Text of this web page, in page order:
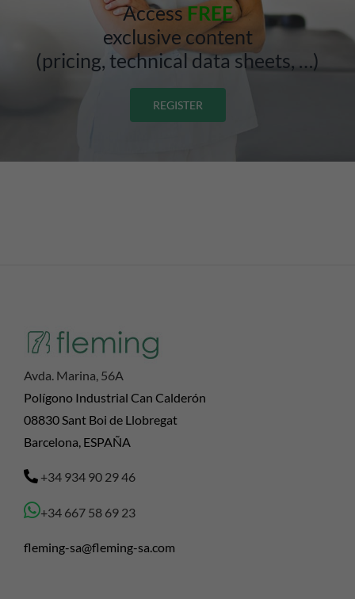
AccessFREE
exclusive content
(pricing, technical data sheets, …)
REGISTER
Avda. Marina, 56A
Polígono Industrial Can Calderón
08830 Sant Boi de Llobregat
Barcelona, ESPAÑA
+34 934 90 29 46
+34 667 58 69 23
fleming-sa@fleming-sa.com